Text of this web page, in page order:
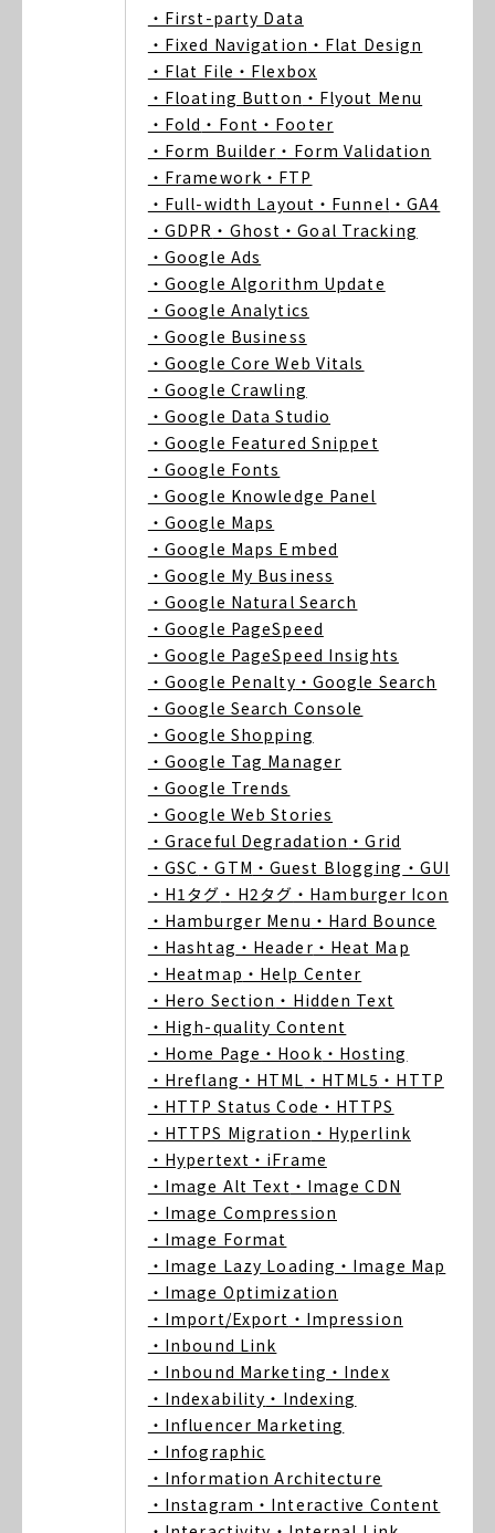
・First-party Data
・Fixed Navigation ・Flat Design
・Flat File ・Flexbox
・Floating Button ・Flyout Menu
・Fold ・Font ・Footer
・Form Builder ・Form Validation
・Framework ・FTP
・Full-width Layout ・Funnel ・GA4
・GDPR ・Ghost ・Goal Tracking
・Google Ads
・Google Algorithm Update
・Google Analytics
・Google Business
・Google Core Web Vitals
・Google Crawling
・Google Data Studio
・Google Featured Snippet
・Google Fonts
・Google Knowledge Panel
・Google Maps
・Google Maps Embed
・Google My Business
・Google Natural Search
・Google PageSpeed
・Google PageSpeed Insights
・Google Penalty ・Google Search
・Google Search Console
・Google Shopping
・Google Tag Manager
・Google Trends
・Google Web Stories
・Graceful Degradation ・Grid
・GSC ・GTM ・Guest Blogging ・GUI
・H1タグ ・H2タグ ・Hamburger Icon
・Hamburger Menu ・Hard Bounce
・Hashtag ・Header ・Heat Map
・Heatmap ・Help Center
・Hero Section ・Hidden Text
・High-quality Content
・Home Page ・Hook ・Hosting
・Hreflang ・HTML ・HTML5 ・HTTP
・HTTP Status Code ・HTTPS
・HTTPS Migration ・Hyperlink
・Hypertext ・iFrame
・Image Alt Text ・Image CDN
・Image Compression
・Image Format
・Image Lazy Loading ・Image Map
・Image Optimization
・Import/Export ・Impression
・Inbound Link
・Inbound Marketing ・Index
・Indexability ・Indexing
・Influencer Marketing
・Infographic
・Information Architecture
・Instagram ・Interactive Content